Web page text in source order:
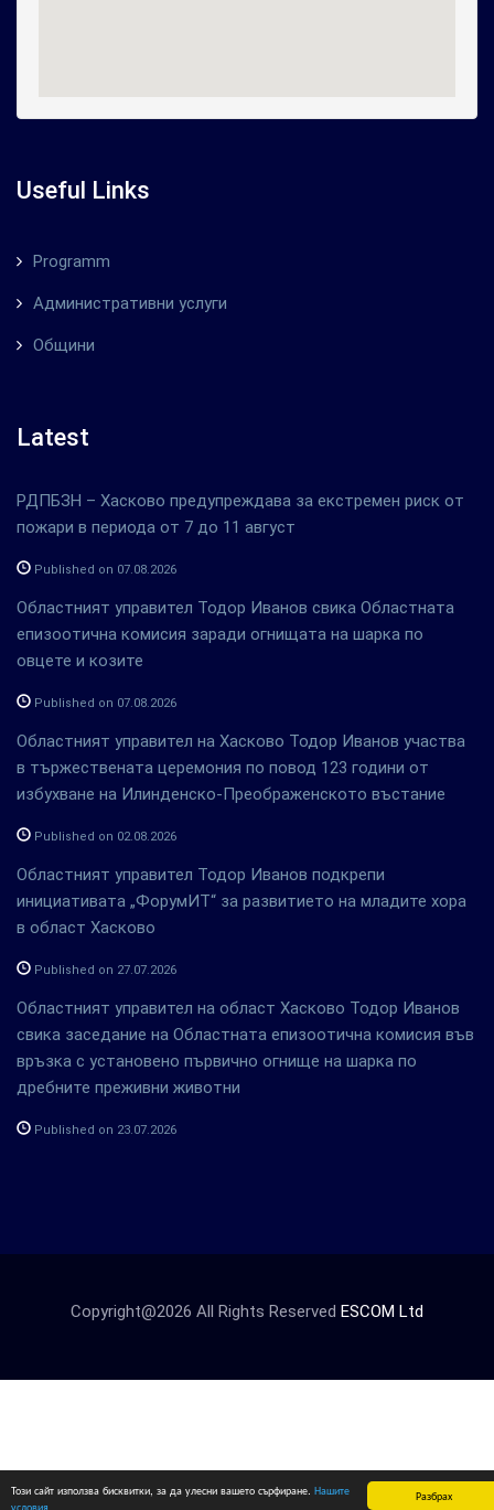
Разбрах
Този сайт използва бисквитки, за да улесни вашето сърфиране. Нашите
условия
Useful Links
Programm
Административни услуги
Общини
Latest
РДПБЗН – Хасково предупреждава за екстремен риск от
пожари в периода от 7 до 11 август
Published on 07.08.2026
Областният управител Тодор Иванов свика Областната
епизоотична комисия заради огнищата на шарка по
овцете и козите
Published on 07.08.2026
Областният управител на Хасково Тодор Иванов участва
в тържествената церемония по повод 123 години от
избухване на Илинденско-Преображенското въстание
Published on 02.08.2026
Областният управител Тодор Иванов подкрепи
инициативата „ФорумИТ“ за развитието на младите хора
в област Хасково
Published on 27.07.2026
Областният управител на област Хасково Тодор Иванов
свика заседание на Областната епизоотична комисия във
връзка с установено първично огнище на шарка по
дребните преживни животни
Published on 23.07.2026
Copyright@2026 All Rights Reserved ESCOM Ltd